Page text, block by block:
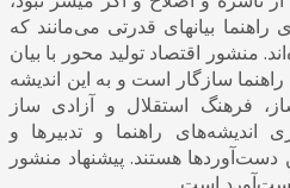
راهنما بیانهای قدرتی می‌مانند که
منشور اقتصاد تولید محور با بیان
راهنما سازگار است و به این اندیشه
فرهنگ استقلال و آزادی ساز
اندیشه‌های راهنما و تدبیرها و
هستند. پیشنهاد منشور